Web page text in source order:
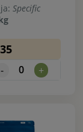
Specific
- 0 +